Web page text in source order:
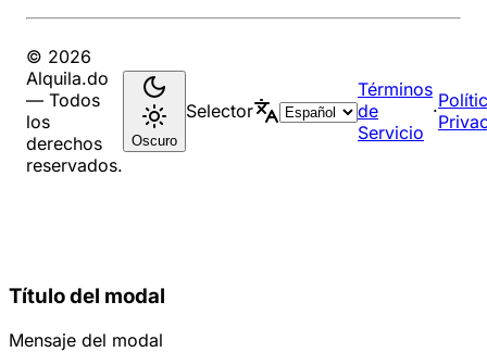
© 2026
Alquila.do
— Todos
los
derechos
reservados.
Oscuro
Selector
Términos
de
Servicio
·
Título del modal
Mensaje del modal